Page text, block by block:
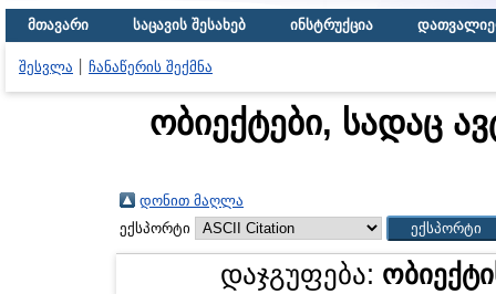
მთავარი საცავის შესახებ ინსტრუქცია
შესვლა ჩანაწერის შექმნა
ობიექტები, სადაც
დონით მაღლა
ექსპორტი
დაჯგუფება: